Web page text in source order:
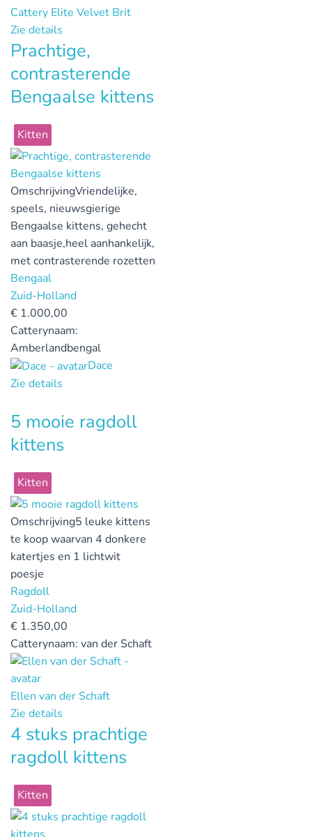
Cattery Elite Velvet Brit
Zie details
Prachtige,
contrasterende
Bengaalse kittens
Kitten
OmschrijvingVriendelijke,
speels, nieuwsgierige
Bengaalse kittens, gehecht
aan baasje,heel aanhankelijk,
met contrasterende rozetten
Bengaal
Zuid-Holland
€ 1.000,00
Catterynaam:
Amberlandbengal
Dace
Zie details
5 mooie ragdoll
kittens
Kitten
Omschrijving5 leuke kittens
te koop waarvan 4 donkere
katertjes en 1 lichtwit
poesje
Ragdoll
Zuid-Holland
€ 1.350,00
Catterynaam: van der Schaft
Ellen van der Schaft
Zie details
4 stuks prachtige
ragdoll kittens
Kitten